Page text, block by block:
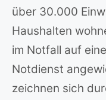
über 30.000
Haushalten
im Notfall auf
Notdienst
zeichnen sich